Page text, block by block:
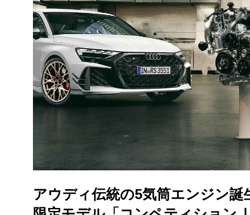
アウディ伝統の5気筒エンジン誕